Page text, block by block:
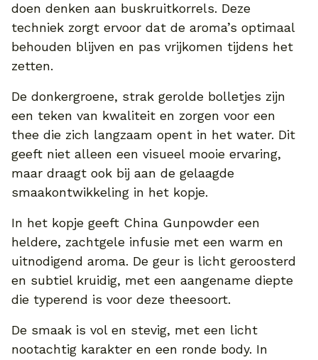
doen denken aan buskruitkorrels. Deze
techniek zorgt ervoor dat de aroma’s optimaal
behouden blijven en pas vrijkomen tijdens het
zetten.
De donkergroene, strak gerolde bolletjes zijn
een teken van kwaliteit en zorgen voor een
thee die zich langzaam opent in het water. Dit
geeft niet alleen een visueel mooie ervaring,
maar draagt ook bij aan de gelaagde
smaakontwikkeling in het kopje.
In het kopje geeft China Gunpowder een
heldere, zachtgele infusie met een warm en
uitnodigend aroma. De geur is licht geroosterd
en subtiel kruidig, met een aangename diepte
die typerend is voor deze theesoort.
De smaak is vol en stevig, met een licht
nootachtig karakter en een ronde body. In